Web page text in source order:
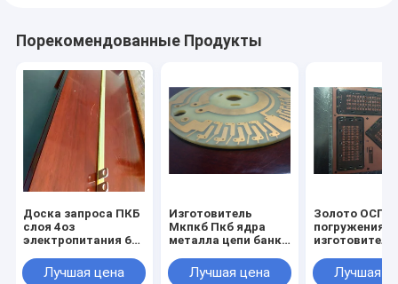
Порекомендованные Продукты
Доска запроса ПКБ
слоя 4оз
электропитания 6
может
изготовление на
Лучшая цена
Изготовитель
Мкпкб Пкб ядра
металла цепи банка
модуля доски
банка силы
Лучшая цена
Золото ОСП
погружения
монтажом
банка
Лучшая